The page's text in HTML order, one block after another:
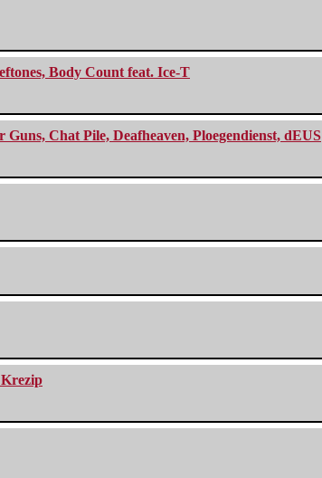
Body Count feat. Ice-T
Chat Pile, Deafheaven, Ploegendienst, dEUS
Krezip